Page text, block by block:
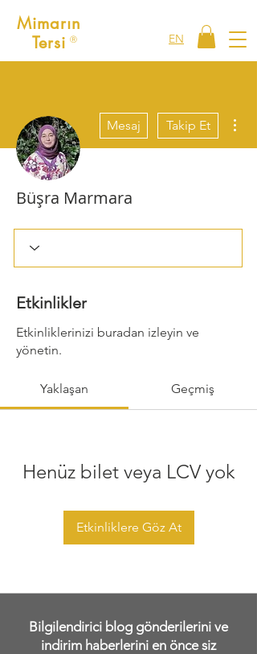
Ⓡ
Mimarın
Tersi
EN
Mesaj Takip Et
Büşra Marmara
Etkinlikler
Etkinliklerinizi buradan izleyin ve
yönetin.
Yaklaşan Geçmiş
Henüz bilet veya LCV yok
Etkinliklere Göz At
Bilgilendirici blog gönderilerini ve
indirim haberlerini en önce siz